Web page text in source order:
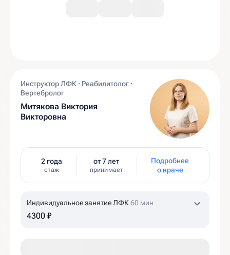
Инструктор ЛФК · Реабилитолог ·
Вертебролог
Митякова Виктория
Викторовна
2 года
стаж
от 7 лет
принимает
Подробнее
о враче
Индивидуальное занятие ЛФК60 мин
4300 ₽